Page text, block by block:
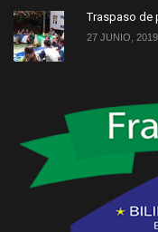
Traspaso de
27 JUNIO, 2019